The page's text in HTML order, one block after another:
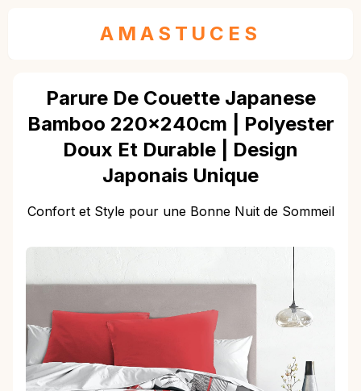
AMASTUCES
Parure De Couette Japanese
Bamboo 220x240cm | Polyester
Doux Et Durable | Design
Japonais Unique
Confort et Style pour une Bonne Nuit de Sommeil